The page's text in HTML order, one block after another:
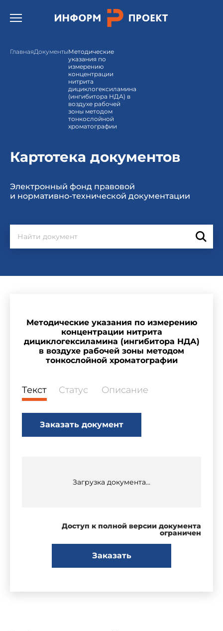
Открыть бургер меню.
ГлавнаяДокументыМетодические
указания по
измерению
концентрации
нитрита
дициклогексиламина
(ингибитора НДА) в
воздухе рабочей
зоны методом
тонкослойной
хроматографии
Картотека документов
Электронный фонд правовой
и нормативно-технической документации
Методические указания по измерению
концентрации нитрита
дициклогексиламина (ингибитора НДА)
в воздухе рабочей зоны методом
тонкослойной хроматографии
Текст Статус Описание
Заказать документ
Загрузка документа...
Доступ к полной версии документа
ограничен
Заказать